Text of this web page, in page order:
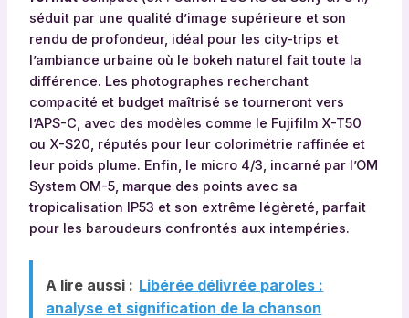
séduit par une qualité d’image supérieure et son
rendu de profondeur, idéal pour les city-trips et
l’ambiance urbaine où le bokeh naturel fait toute la
différence. Les photographes recherchant
compacité et budget maîtrisé se tourneront vers
l’APS-C, avec des modèles comme le Fujifilm X-T50
ou X-S20, réputés pour leur colorimétrie raffinée et
leur poids plume. Enfin, le micro 4/3, incarné par l’OM
System OM-5, marque des points avec sa
tropicalisation IP53 et son extrême légèreté, parfait
pour les baroudeurs confrontés aux intempéries.
A lire aussi : Libérée délivrée paroles :
analyse et signification de la chanson